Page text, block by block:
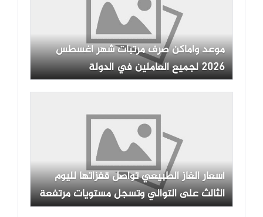
موعد وأماكن صرف مرتبات شهر أغسطس
2026 لجميع العاملين في الدولة
أسعار الغاز الطبيعي تواصل قفزاتها لليوم
الثالث على التوالي وتسجل مستويات مرتفعة